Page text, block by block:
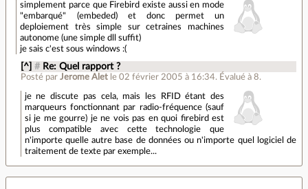
simplement parce que Firebird existe aussi en mode
"embarqué" (embeded) et donc permet un
deploiement très simple sur cetraines machines
autonome (une simple dll suffit)
je sais c'est sous windows :(
[^] # Re: Quel rapport ?
Posté par Jerome Alet le 02 février 2005 à 16:34. Évalué à 8.
je ne discute pas cela, mais les RFID étant des
marqueurs fonctionnant par radio-fréquence (sauf
si je me gourre) je ne vois pas en quoi firebird est
plus compatible avec cette technologie que
n'importe quelle autre base de données ou n'importe quel logiciel de
traitement de texte par exemple...